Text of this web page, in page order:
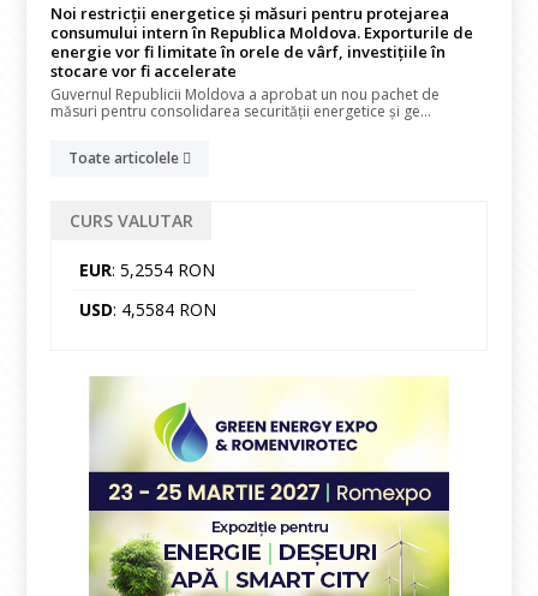
Noi restricții energetice și măsuri pentru protejarea
consumului intern în Republica Moldova. Exporturile de
energie vor fi limitate în orele de vârf, investițiile în
stocare vor fi accelerate
Guvernul Republicii Moldova a aprobat un nou pachet de
măsuri pentru consolidarea securității energetice și ge...
Toate articolele
CURS VALUTAR
EUR: 5,2554 RON
USD: 4,5584 RON